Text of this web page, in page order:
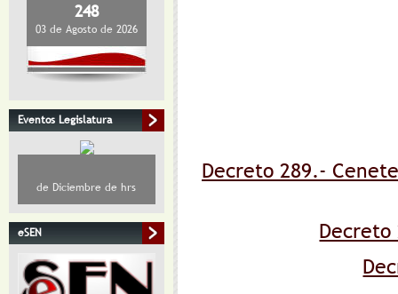
248
03 de Agosto de 2026
Eventos Legislatura
de Diciembre de hrs
eSEN
Decreto 289.-